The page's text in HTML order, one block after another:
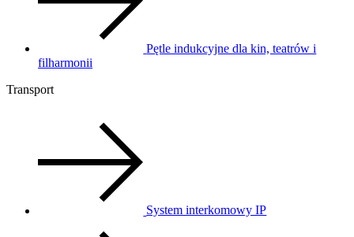
Pętle indukcyjne dla kin, teatrów i
filharmonii
Transport
System interkomowy IP